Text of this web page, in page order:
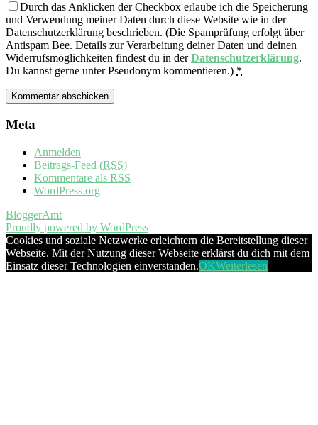
Durch das Anklicken der Checkbox erlaube ich die Speicherung
und Verwendung meiner Daten durch diese Website wie in der
Datenschutzerklärung beschrieben. (Die Spamprüfung erfolgt über
Antispam Bee. Details zur Verarbeitung deiner Daten und deinen
Widerrufsmöglichkeiten findest du in derDatenschutzerklärung.
Du kannst gerne unter Pseudonym kommentieren.) *
Meta
Anmelden
Beitrags-Feed (RSS)
Kommentare als RSS
WordPress.org
BloggerAmt
Proudly powered by WordPress
Cookies und soziale Netzwerke erleichtern die Bereitstellung dieser
Webseite. Mit der Nutzung dieser Webseite erklärst du dich mit dem
Einsatz dieser Technologien einverstanden.OKWeiterlesen